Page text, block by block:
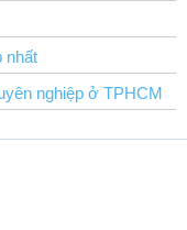
nhất
nghiệp ở TPHCM